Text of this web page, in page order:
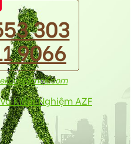
303
9066
Kiểm Nghiệm AZF